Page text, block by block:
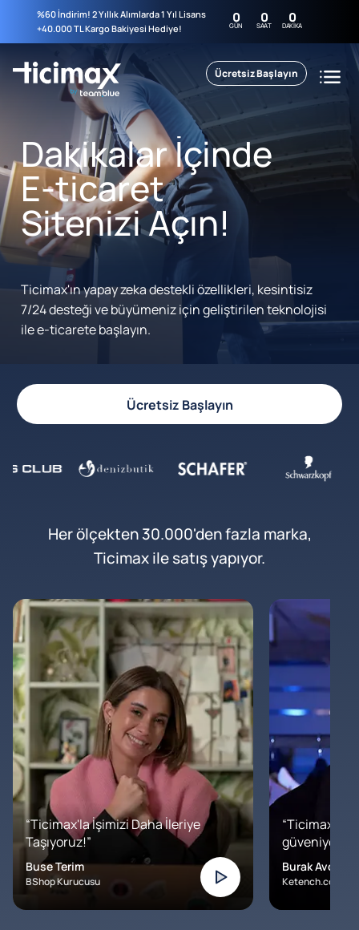
%60 İndirim! 2 Yıllık Alımlarda 1 Yıl Lisans
+40.000 TL Kargo Bakiyesi Hediye!
0
GÜN 0
SAAT 0
DAKIKA
Ücretsiz Başlayın
Dakikalar İçinde
E-ticaret
Sitenizi Açın!
Ticimax'ın yapay zeka destekli özellikleri, kesintisiz
7/24 desteği ve büyümeniz için geliştirilen teknolojisi
ile e-ticarete başlayın.
Ücretsiz Başlayın
Her ölçekten 30.000'den fazla marka,
Ticimax ile satış yapıyor.
“Ticimax'la İşimizi Daha İleriye
Taşıyoruz!”
Buse Terim
BShop Kurucusu
“Ticimax'a
Burak Avcılar
Ketench.com –